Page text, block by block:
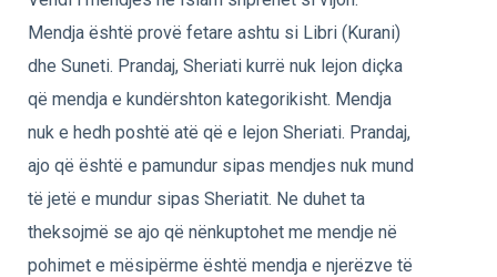
Mendja është provë fetare ashtu si Libri (Kurani)
dhe Suneti. Prandaj, Sheriati kurrë nuk lejon diçka
që mendja e kundërshton kategorikisht. Mendja
nuk e hedh poshtë atë që e lejon Sheriati. Prandaj,
ajo që është e pamundur sipas mendjes nuk mund
të jetë e mundur sipas Sheriatit. Ne duhet ta
theksojmë se ajo që nënkuptohet me mendje në
pohimet e mësipërme është mendja e njerëzve të